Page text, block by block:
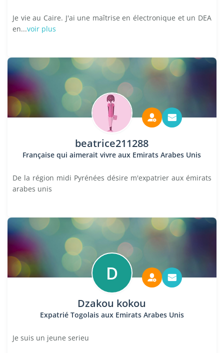
Je vie au Caire. J'ai une maîtrise en électronique et un DEA
en...voir plus
beatrice211288
Française qui aimerait vivre aux Emirats Arabes Unis
De la région midi Pyrénées désire m'expatrier aux émirats
arabes unis
D
Dzakou kokou
Expatrié Togolais aux Emirats Arabes Unis
Je suis un jeune serieu